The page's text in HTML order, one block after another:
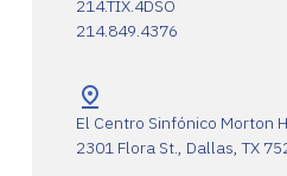
214.TIX.4DSO
214.849.4376
El Centro Sinfónico Morton
2301 Flora St., Dallas, TX